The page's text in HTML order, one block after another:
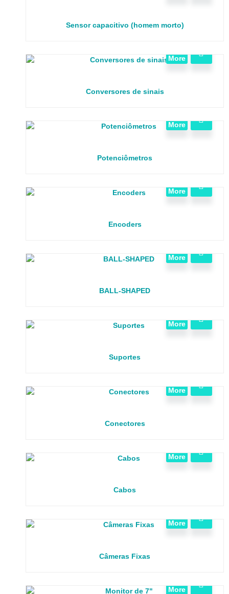
Sensor capacitivo (homem morto)
More
Conversores de sinais
More
Potenciômetros
More
Encoders
More
BALL-SHAPED
More
Suportes
More
Conectores
More
Cabos
More
Câmeras Fixas
More